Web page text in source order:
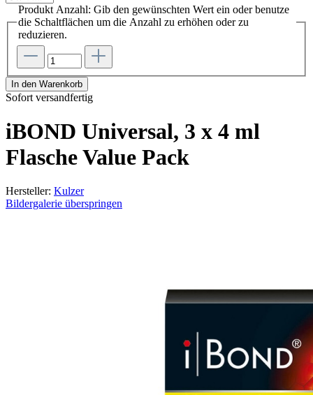
Produkt Anzahl: Gib den gewünschten Wert ein oder benutze
die Schaltflächen um die Anzahl zu erhöhen oder zu
reduzieren.
In den Warenkorb
Sofort versandfertig
iBOND Universal, 3 x 4 ml
Flasche Value Pack
Hersteller: Kulzer
Bildergalerie überspringen